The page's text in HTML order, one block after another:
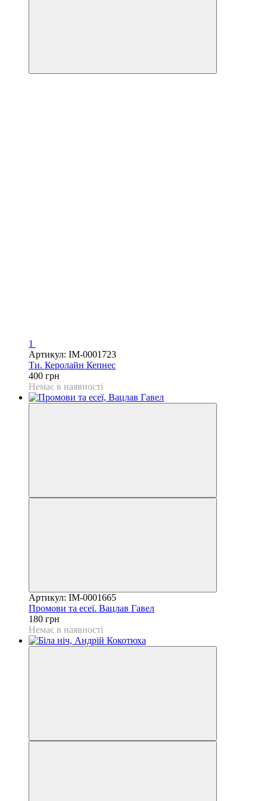
1
Артикул: IM-0001723
Ти. Керолайн Кепнес
400 грн
Немає в наявності
Артикул: IM-0001665
Промови та есеї. Вацлав Гавел
180 грн
Немає в наявності